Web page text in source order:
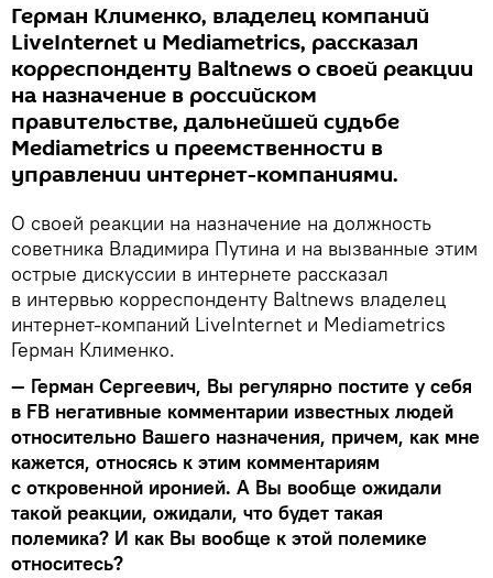
Герман Клименко, владелец компаний
LiveInternet и Mediametrics, рассказал
корреспонденту Baltnews о своей реакции
на назначение в российском
правительстве, дальнейшей судьбе
Mediametrics и преемственности в
управлении интернет-компаниями.
О своей реакции на назначение на должность
советника Владимира Путина и на вызванные этим
острые дискуссии в интернете рассказал
в интервью корреспонденту Baltnews владелец
интернет-компаний LiveInternet и Mediametrics
Герман Клименко.
— Герман Сергеевич, Вы регулярно постите у себя
в FB негативные комментарии известных людей
относительно Вашего назначения, причем, как мне
кажется, относясь к этим комментариям
с откровенной иронией. А Вы вообще ожидали
такой реакции, ожидали, что будет такая
полемика? И как Вы вообще к этой полемике
относитесь?